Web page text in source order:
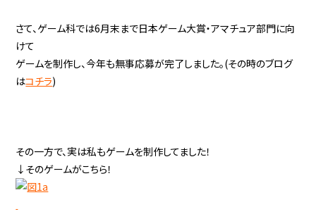
さて、ゲーム科では6月末まで日本ゲーム大賞・アマチュア部門に向
けて
ゲームを制作し、今年も無事応募が完了しました。(その時のブログ
はコチラ)
その一方で、実は私もゲームを制作してました！
↓そのゲームがこちら！